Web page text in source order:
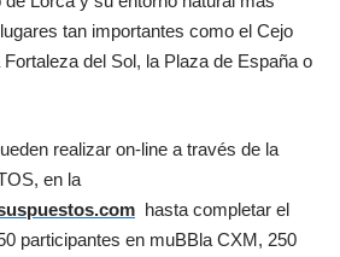
tan importantes como el Cejo
del Sol, la Plaza de España o
realizar on-line a través de la
en la
hasta completar el
participantes en muBBla CXM, 250